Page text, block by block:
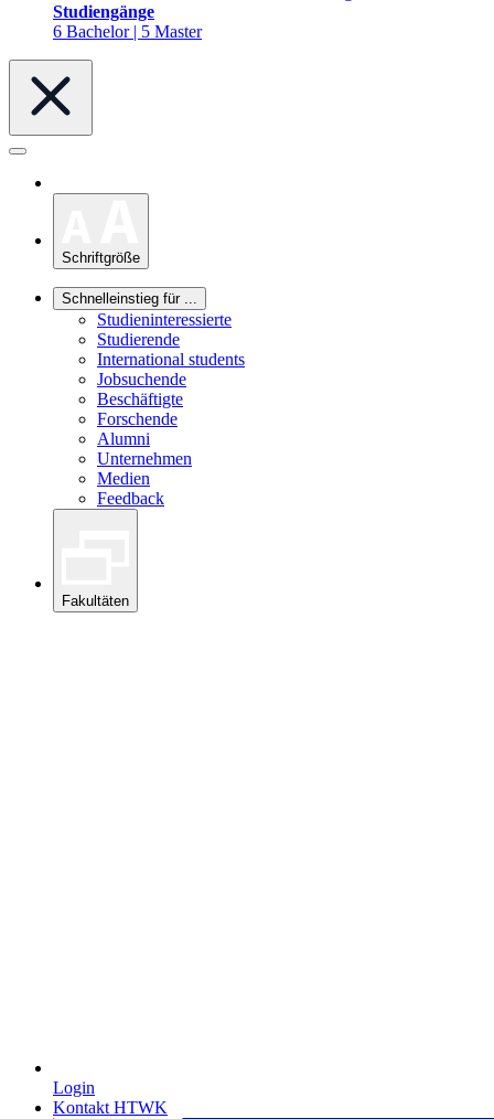
Studiengänge
6 Bachelor | 5 Master
Schriftgröße
Schnelleinstieg für ...
Studieninteressierte
Studierende
International students
Jobsuchende
Beschäftigte
Forschende
Alumni
Unternehmen
Medien
Feedback
Fakultäten
Login
Kontakt HTWK